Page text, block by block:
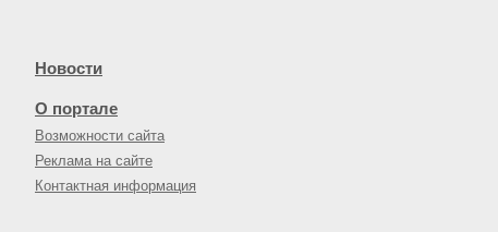
Новости
О портале
Возможности сайта
Реклама на сайте
Контактная информация